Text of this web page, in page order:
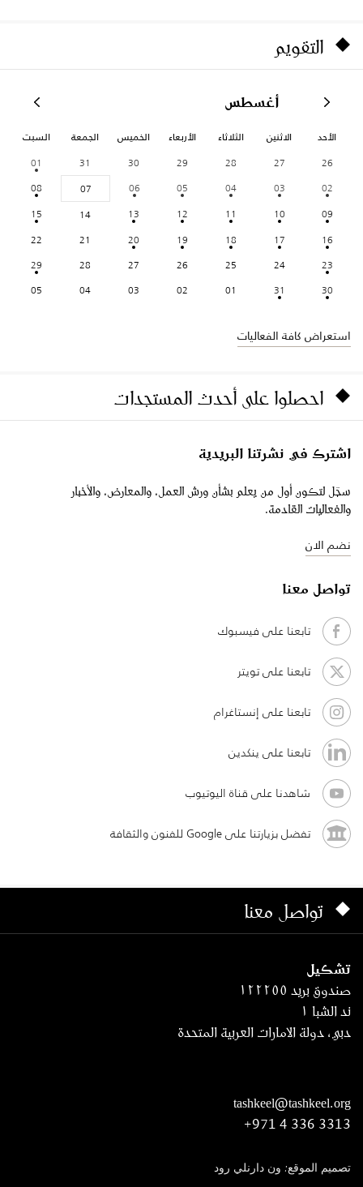
التقويم
أغسطس
الأحد الاثنين الثلاثاء الأربعاء الخميس الجمعة السبت
26
27
28
29
30
31
01
02
03
04
05
06
07
08
09
10
11
12
13
14
15
16
17
18
19
20
21
22
23
24
25
26
27
28
29
30
31
01
02
03
04
05
استعراض كافة الفعاليات
احصلوا على أحدث المستجدات
اشترك في نشرتنا البريدية
سجّل لتكون أول من يعلم بشأن ورش العمل، والمعارض، والأخبار
والفعاليات القادمة.
نضم الان
تواصل معنا
تابعنا على فيسبوك
تابعنا على تويتر
تابعنا على إنستاغرام
تابعنا على ينكدين
شاهدنا على قناة اليوتيوب
تفضل بزيارتنا على Google للفنون والثقافة
تواصل معنا
تشكيل
صندوق بريد ١٢٢٢٥٥
ند الشبا ١
دبي، دولة الامارات العربية المتحدة
tashkeel@tashkeel.org
+971 4 336 3313
تصميم الموقع: ون دارنلي رود